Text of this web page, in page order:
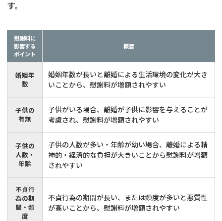
す。
慰謝料に
影響する
ポイント
概要
婚姻年
数
婚姻年数が長いと離婚による生活環境の変化が大き
いことから、慰謝料が増額されやすい
子供の
有無
子供がいる場合、離婚が子供に影響を与えることが
考慮され、慰謝料が増額されやすい
子供の
人数・
年齢
子供の人数が多い・年齢が幼い場合、離婚による精
神的・経済的な負担が大きいことから慰謝料が増額
されやすい
不貞行
為の期
間・頻
度
不貞行為の期間が長い、または頻度が多いと悪質性
が高いことから、慰謝料が増額されやすい